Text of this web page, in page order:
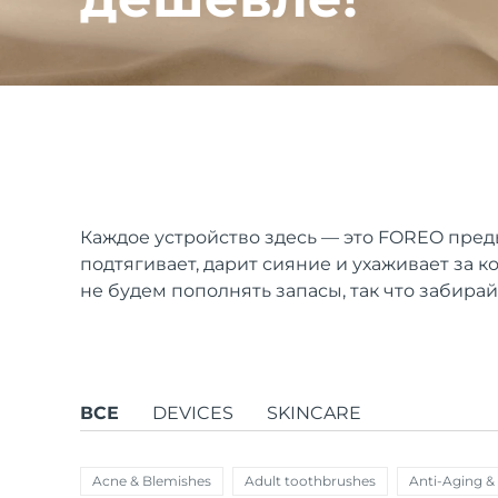
Каждое устройство здесь — это FOREO
подтягивает, дарит сияние и ухаживает за
не будем пополнять запасы, так что
ВСЕ DEVICES SKINCARE
Acne & Blemishes Adult toothbrushes Anti-Aging &
issa™ Teeth Whitening Set
ПОДАРКИ И НАБОРЫ